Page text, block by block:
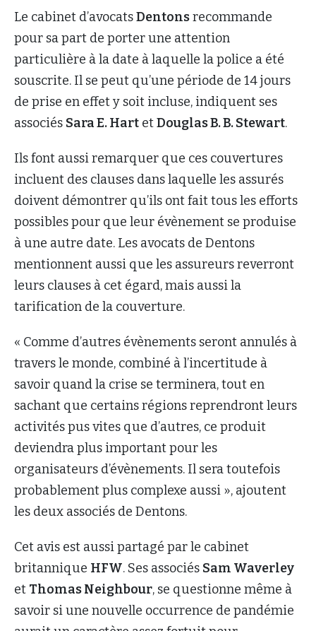
Le cabinet d’avocatsDentonsrecommande
pour sa part de porter une attention
particulière à la date à laquelle la police a été
souscrite. Il se peut qu’une période de 14 jours
de prise en effet y soit incluse, indiquent ses
associés Sara E. Hart etDouglas B. B. Stewart.
Ils font aussi remarquer que ces couvertures
incluent des clauses dans laquelle les assurés
doivent démontrer qu’ils ont fait tous les efforts
possibles pour que leur évènement se produise
à une autre date. Les avocats de Dentons
mentionnent aussi que les assureurs reverront
leurs clauses à cet égard, mais aussi la
tarification de la couverture.
« Comme d’autres évènements seront annulés à
travers le monde, combiné à l’incertitude à
savoir quand la crise se terminera, tout en
sachant que certains régions reprendront leurs
activités pus vites que d’autres, ce produit
deviendra plus important pour les
organisateurs d’évènements. Il sera toutefois
probablement plus complexe aussi », ajoutent
les deux associés de Dentons.
Cet avis est aussi partagé par le cabinet
britannique HFW. Ses associés Sam Waverley
et Thomas Neighbour, se questionne même à
savoir si une nouvelle occurrence de pandémie